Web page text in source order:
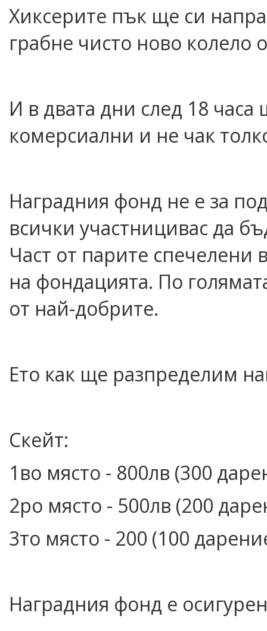
Хиксерите пък ще си
грабне чисто ново колело
И в двата дни след 18
комерсиални и не чак
Наградния фонд не е за
всички участницивас да
Част от парите спечелени
на фондацията. По
от най-добрите.
Ето как ще разпределим
Скейт:
1во място - 800лв (300
2ро място - 500лв (200
3то място - 200 (100
Наградния фонд е